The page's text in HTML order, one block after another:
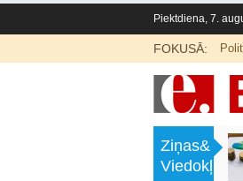
Piektdiena, 7.
FOKUSĀ:
Ziņas&
Viedokļi
Septiņos mēnešos Vivi vilcienos
pārvadāti 12 miljoni pasažieru; jūlijā